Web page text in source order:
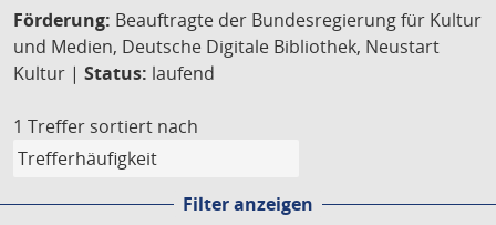
Förderung: Beauftragte der Bundesregierung für Kultur
und Medien, Deutsche Digitale Bibliothek, Neustart
Kultur | Status: laufend
1 Treffer sortiert nach
Filter anzeigen